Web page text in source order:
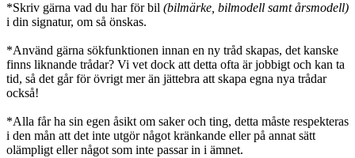
*Skriv gärna vad du har för bil (bilmärke, bilmodell samt årsmodell)
i din signatur, om så önskas.
*Använd gärna sökfunktionen innan en ny tråd skapas, det kanske
finns liknande trådar? Vi vet dock att detta ofta är jobbigt och kan ta
tid, så det går för övrigt mer än jättebra att skapa egna nya trådar
också!
*Alla får ha sin egen åsikt om saker och ting, detta måste respekteras
i den mån att det inte utgör något kränkande eller på annat sätt
olämpligt eller något som inte passar in i ämnet.